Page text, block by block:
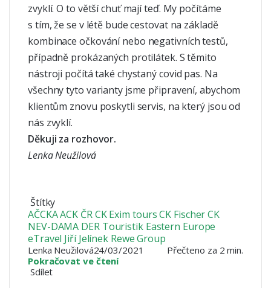
zvyklí. O to větší chuť mají teď. My počítáme
s tím, že se v létě bude cestovat na základě
kombinace očkování nebo negativních testů,
případně prokázaných protilátek. S těmito
nástroji počítá také chystaný covid pas. Na
všechny tyto varianty jsme připravení, abychom
klientům znovu poskytli servis, na který jsou od
nás zvyklí.
Děkuji za rozhovor.
Lenka Neužilová
Štítky
AČCKAACK ČRCK Exim toursCK FischerCK
NEV-DAMA DER Touristik Eastern Europe
eTravel Jiří Jelínek Rewe Group
Lenka Neužilová24/03/2021
Přečteno za 2 min.
Pokračovat ve čtení
Sdílet